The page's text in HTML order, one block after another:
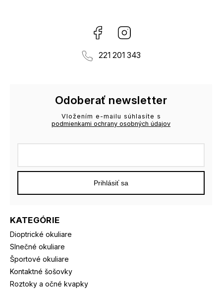
Facebook
221 201 343
KATEGÓRIE
Dioptrické okuliare
Slnečné okuliare
Športové okuliare
Kontaktné šošovky
Roztoky a očné kvapky
Odoberať newsletter
Vložením e-mailu súhlasíte s
podmienkami ochrany osobných údajov
Prihlásiť sa